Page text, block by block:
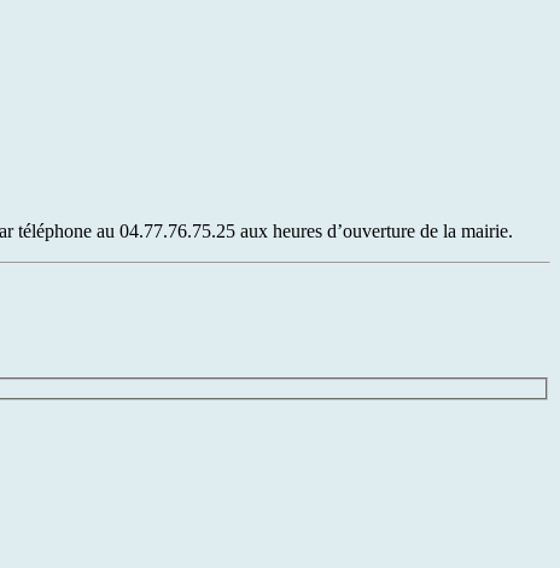
téléphone au 04.77.76.75.25 aux heures d’ouverture de la mairie.